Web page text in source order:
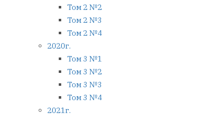
Том 2 №2
Том 2 №3
Том 2 №4
2020г.
Том 3 №1
Том 3 №2
Том 3 №3
Том 3 №4
2021г.